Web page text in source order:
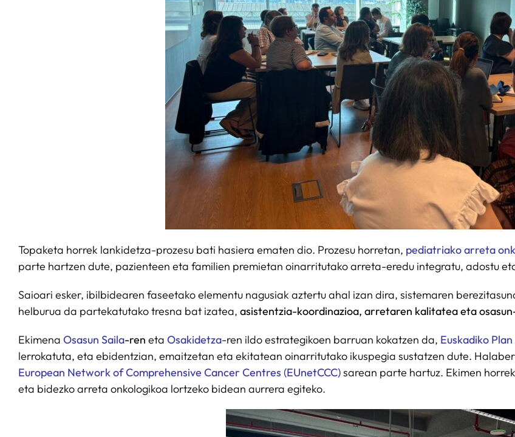
Topaketa horrek lankidetza-prozesu bati hasiera ematen dio. Prozesu horretan, pediatriako arreta
parte hartzen dute, pazienteen eta familien premietan oinarritutako arreta-eredu integratu, adostu
Saioari esker, ibilbidearen faseetako elementu nagusiak aztertu ahal izan dira, sistemaren
helburua da partekatutako tresna bat izatea, asistentzia-koordinazioa, arretaren kalitatea eta
Ekimena Osasun Saila-ren eta Osakidetza-ren ildo estrategikoen barruan kokatzen da, Euskadiko
lerrokatuta, eta ebidentzian, emaitzetan eta ekitatean oinarritutako ikuspegia sustatzen dute.
European Network of Comprehensive Cancer Centres (EUnetCCC)sarean parte hartuz. Ekimen
eta bidezko arreta onkologikoa lortzeko bidean aurrera egiteko.